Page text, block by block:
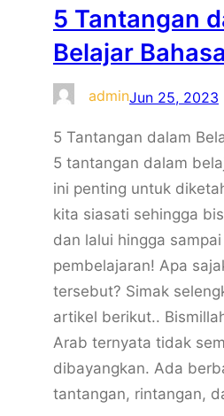
5 Tantangan
Belajar
adminJun 25, 2023
5 Tantangan dalam
5 tantangan dalam
ini penting untuk
kita siasati sehingga
dan lalui hingga
pembelajaran! Apa
tersebut? Simak
artikel berikut..
Arab ternyata tidak
dibayangkan. Ada
tantangan, rintangan,